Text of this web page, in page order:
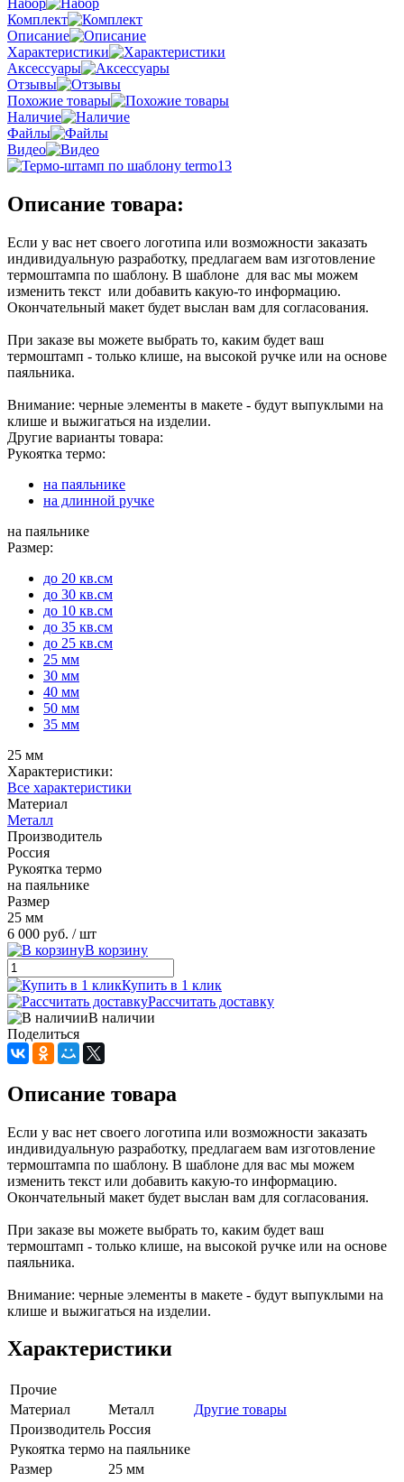
Комплект
Описание
Характеристики
Аксессуары
Отзывы
Похожие товары
Наличие
Файлы
Видео
Описание товара:
Если у вас нет своего логотипа или возможности заказать
индивидуальную разработку, предлагаем вам изготовление
термоштампа по шаблону. В шаблоне для вас мы можем
изменить текст или добавить какую-то информацию.
Окончательный макет будет выслан вам для согласования.
При заказе вы можете выбрать то, каким будет ваш
термоштамп - только клише, на высокой ручке или на основе
паяльника.
Внимание: черные элементы в макете - будут выпуклыми на
клише и выжигаться на изделии.
Другие варианты товара:
Рукоятка термо:
на паяльнике
на длинной ручке
на паяльнике
Размер:
до 20 кв.см
до 30 кв.см
до 10 кв.см
до 35 кв.см
до 25 кв.см
25 мм
30 мм
40 мм
50 мм
35 мм
25 мм
Характеристики:
Все характеристики
Материал
Металл
Производитель
Россия
Рукоятка термо
на паяльнике
Размер
25 мм
6 000 руб. / шт
В корзину
Купить в 1 клик
Рассчитать доставку
В наличии
Поделиться
Описание товара
Если у вас нет своего логотипа или возможности заказать
индивидуальную разработку, предлагаем вам изготовление
термоштампа по шаблону. В шаблоне для вас мы можем
изменить текст или добавить какую-то информацию.
Окончательный макет будет выслан вам для согласования.
При заказе вы можете выбрать то, каким будет ваш
термоштамп - только клише, на высокой ручке или на основе
паяльника.
Внимание: черные элементы в макете - будут выпуклыми на
клише и выжигаться на изделии.
Характеристики
Прочие
Материал
Металл
Другие товары
Производитель Россия
Рукоятка термо на паяльнике
Размер
25 мм